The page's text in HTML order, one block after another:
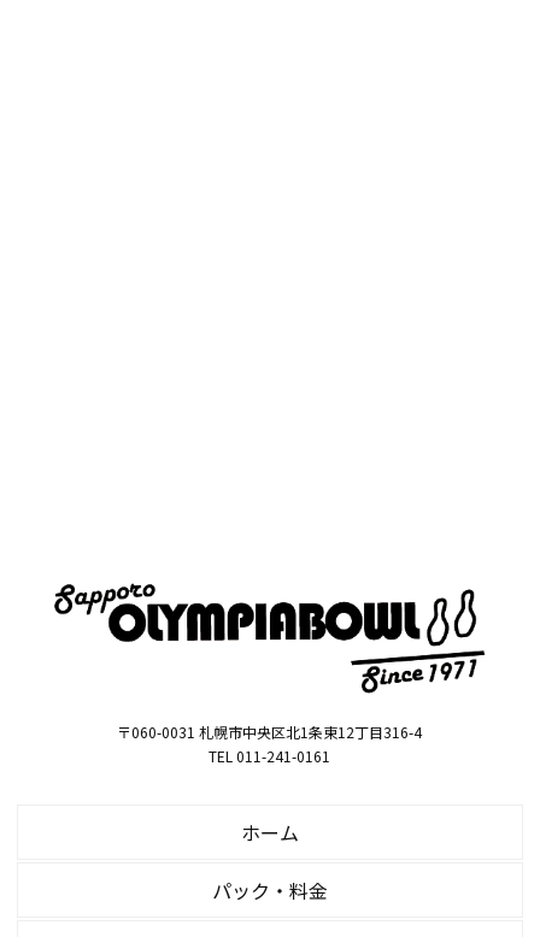
〒060-0031 札幌市中央区北1条東12丁目316-4
TEL 011-241-0161
ホーム
パック・料金